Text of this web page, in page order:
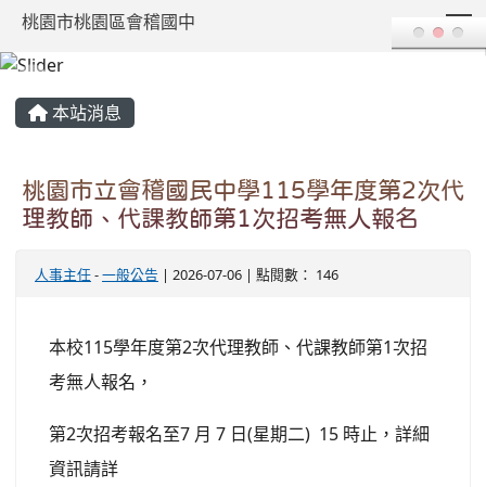
桃園市桃園區會稽國中
本站消息
桃園市立會稽國民中學115學年度第2次代
理教師、代課教師第1次招考無人報名
人事主任-一般公告 | 2026-07-06 | 點閱數： 146
本校115學年度第2次代理教師、代課教師第1次招
考無人報名，
第2次招考報名至7 月 7 日(星期二) 15 時止，詳細
資訊請詳